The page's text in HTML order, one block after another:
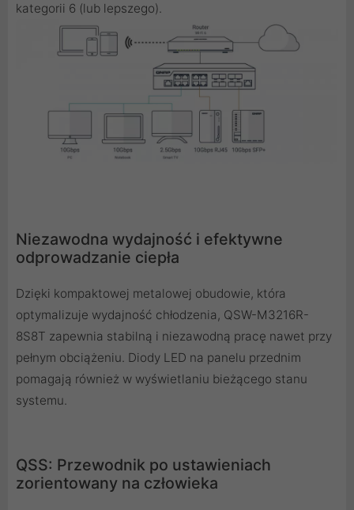
kategorii 6 (lub lepszego).
Niezawodna wydajność i efektywne
odprowadzanie ciepła
Dzięki kompaktowej metalowej obudowie, która
optymalizuje wydajność chłodzenia, QSW-M3216R-
8S8T zapewnia stabilną i niezawodną pracę nawet przy
pełnym obciążeniu. Diody LED na panelu przednim
pomagają również w wyświetlaniu bieżącego stanu
systemu.
QSS: Przewodnik po ustawieniach
zorientowany na człowieka